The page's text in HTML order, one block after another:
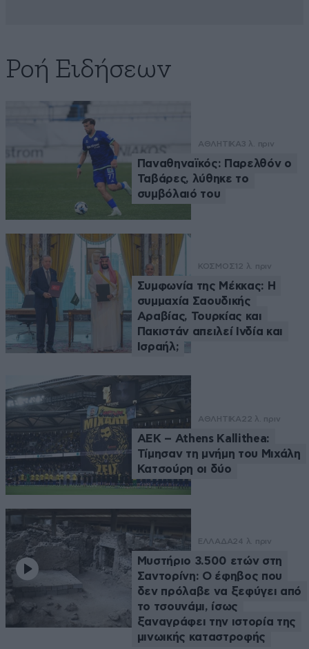
Ροή Ειδήσεων
ΑΘΛΗΤΙΚΑ3 λ. πριν
Παναθηναϊκός: Παρελθόν ο
Ταβάρες, λύθηκε το
συμβόλαιό του
ΚΟΣΜΟΣ 12 λ. πριν
Συμφωνία της Μέκκας: Η
συμμαχία Σαουδικής
Αραβίας, Τουρκίας και
Πακιστάν απειλεί Ινδία και
Ισραήλ;
ΑΘΛΗΤΙΚΑ22 λ. πριν
ΑΕΚ – Athens Kallithea:
Τίμησαν τη μνήμη του Μιχάλη
Κατσούρη οι δύο
ΕΛΛΑΔΑ24 λ. πριν
Μυστήριο 3.500 ετών στη
Σαντορίνη: Ο έφηβος που
δεν πρόλαβε να ξεφύγει από
το τσουνάμι, ίσως
ξαναγράφει την ιστορία της
μινωικής καταστροφής